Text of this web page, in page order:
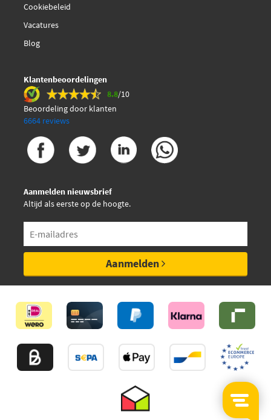
Cookiebeleid
Vacatures
Blog
Klantenbeoordelingen
8.8/10
Beoordeling door klanten
6664 reviews
Aanmelden nieuwsbrief
Altijd als eerste op de hoogte.
Aanmelden